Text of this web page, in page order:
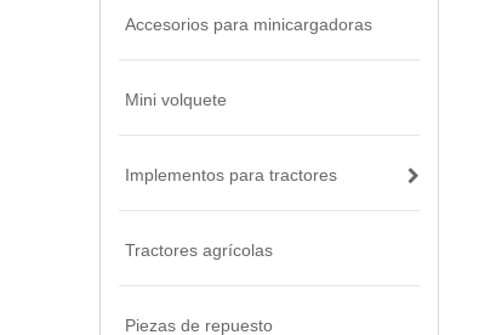
Accesorios para minicargadoras
Mini volquete
Implementos para tractores
Tractores agrícolas
Piezas de repuesto